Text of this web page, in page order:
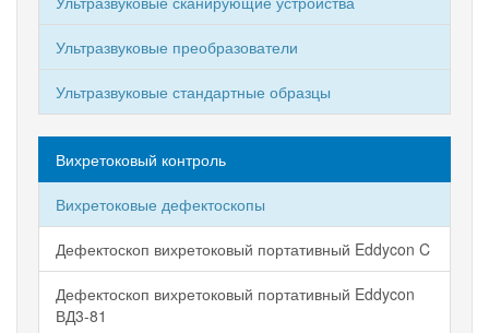
Ультразвуковые преобразователи
Ультразвуковые стандартные образцы
Вихретоковый контроль
Вихретоковые дефектоскопы
Дефектоскоп вихретоковый портативный Eddycon C
Дефектоскоп вихретоковый портативный Eddycon
ВД3-81